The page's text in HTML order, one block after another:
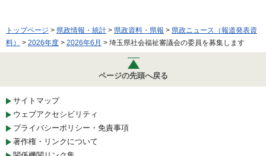
トップページ > 県政情報・統計 > 県政資料・県報 > 県政ニュース（報道発表資
料）
> 2026年度 > 2026年6月 > 埼玉県社会福祉審議会の委員を募集します
ページの先頭へ戻る
サイトマップ
ウェブアクセシビリティ
プライバシーポリシー・免責事項
著作権・リンクについて